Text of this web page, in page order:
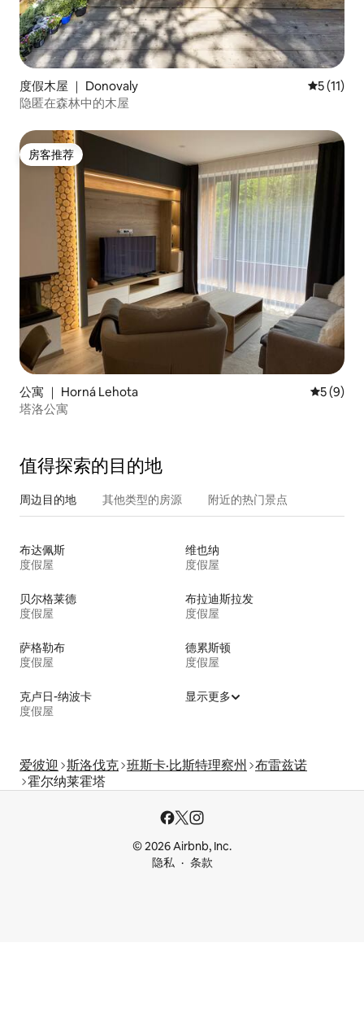
度假木屋 ｜ Donovaly 平均评分
5 (11)
隐匿在森林中的木屋
房客推荐
房客推荐
公寓 ｜ Horná Lehota 平均评分
5 (9)
塔洛公寓
值得探索的目的地
周边目的地 其他类型的房源 附近的热门景点
布达佩斯
度假屋
维也纳
度假屋
贝尔格莱德
度假屋
布拉迪斯拉发
度假屋
萨格勒布
度假屋
德累斯顿
度假屋
克卢日-纳波卡
度假屋
显示更多
爱彼迎 斯洛伐克 班斯卡·比斯特理察州
布雷兹诺
霍尔纳莱霍塔
© 2026 Airbnb, Inc.
隐私
条款